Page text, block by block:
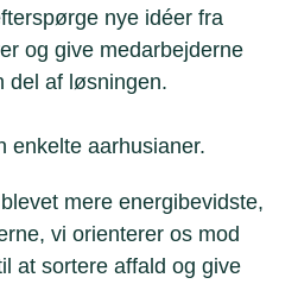
nye idéer fra
og give medarbejderne
del af løsningen.
enkelte aarhusianer.
mere energibevidste,
vi orienterer os mod
at sortere affald og give